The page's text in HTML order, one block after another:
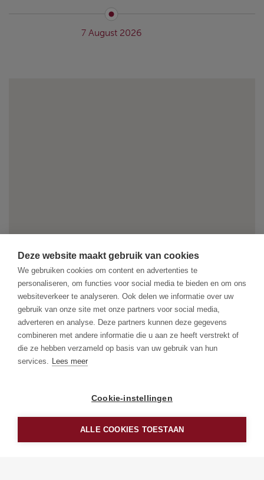
Deze website maakt gebruik van cookies
We gebruiken cookies om content en advertenties te
personaliseren, om functies voor social media te bieden en om ons
websiteverkeer te analyseren. Ook delen we informatie over uw
gebruik van onze site met onze partners voor social media,
adverteren en analyse. Deze partners kunnen deze gegevens
combineren met andere informatie die u aan ze heeft verstrekt of
die ze hebben verzameld op basis van uw gebruik van hun
services. Lees meer
Cookie-instellingen
ALLE COOKIES TOESTAAN
HOU ME OP DE HOOGTE
7 August 2026